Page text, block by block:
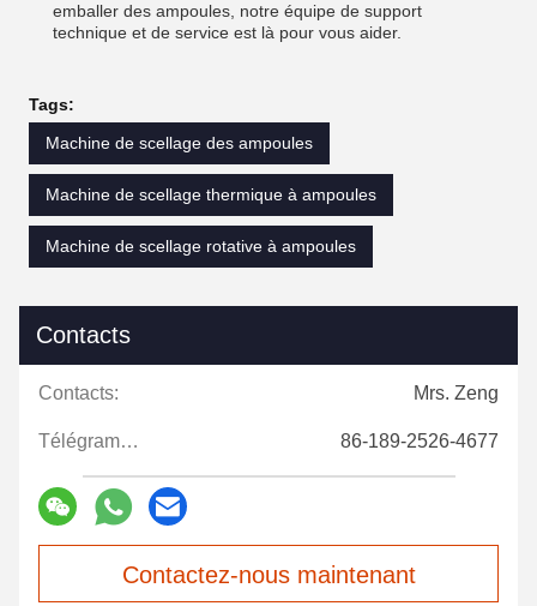
emballer des ampoules, notre équipe de support
technique et de service est là pour vous aider.
Tags:
Machine de scellage des ampoules
Machine de scellage thermique à ampoules
Machine de scellage rotative à ampoules
Contacts
Contacts: Mrs. Zeng
Télégramme: 86-189-2526-4677
Contactez-nous maintenant